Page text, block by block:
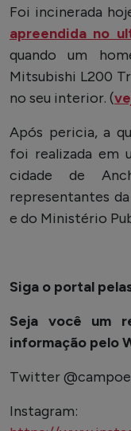
Foi incinerada
apreendida no
quando um
Mitsubishi L200
no seu interior. (
Após pericia, a
foi realizada em
cidade de
representantes
e do Ministério
Siga o portal
Seja você um
informação pelo
Twitter
Instagram: